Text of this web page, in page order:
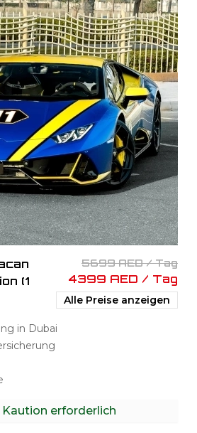
(1
5699 AED / Tag
4399 AED / Tag
Alle Preise anzeigen
in Dubai
Kaution erforderlich